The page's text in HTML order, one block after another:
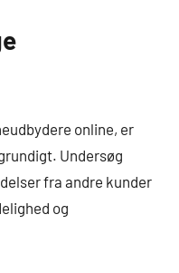
online, er
Undersøg
fra andre kunder
og